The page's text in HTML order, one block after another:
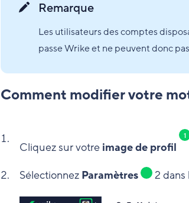
Remarque
Les utilisateurs des comptes
passe Wrike et ne peuvent donc
Comment modifier votre
Cliquez sur votre image de profil
1
Sélectionnez Paramètres 2 dans